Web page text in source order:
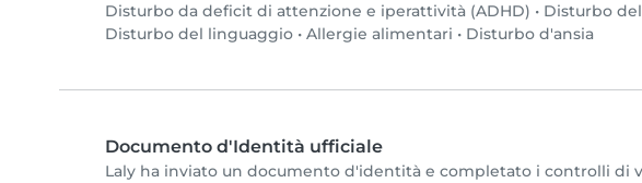
Disturbo da deficit di attenzione e iperattività (ADHD) • Disturbo
Disturbo del linguaggio • Allergie alimentari • Disturbo d'ansia
Documento d'Identità ufficiale
Laly ha inviato un documento d'identità e completato i controlli di